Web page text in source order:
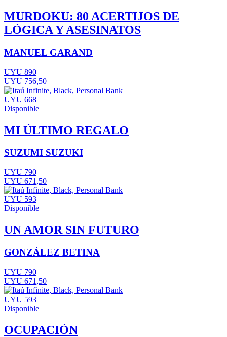
MURDOKU: 80 ACERTIJOS DE
LÓGICA Y ASESINATOS
MANUEL GARAND
UYU 890
UYU 756,50
UYU 668
Disponible
MI ÚLTIMO REGALO
SUZUMI SUZUKI
UYU 790
UYU 671,50
UYU 593
Disponible
UN AMOR SIN FUTURO
GONZÁLEZ BETINA
UYU 790
UYU 671,50
UYU 593
Disponible
OCUPACIÓN